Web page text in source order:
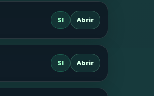
SI Abrir
SI Abrir